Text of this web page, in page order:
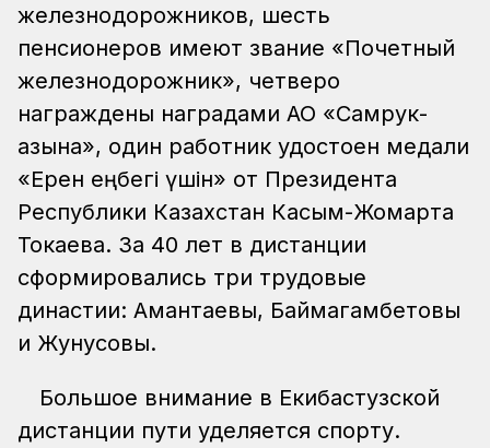
железнодорожников, шесть
пенсионеров имеют звание «Почетный
железнодорожник», четверо
награждены наградами АО «Самрук-
Қазына», один работник удостоен медали
«Ерен еңбегі үшін» от Президента
Республики Казахстан Касым-Жомарта
Токаева. За 40 лет в дистанции
сформировались три трудовые
династии: Амантаевы, Баймагамбетовы
и Жунусовы.
Большое внимание в Екибастузской
дистанции пути уделяется спорту.